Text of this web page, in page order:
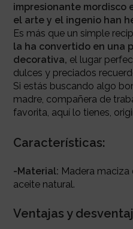
impresionante mordisco
el arte y el ingenio han
Es más que un simple
la ha convertido en una
decorativa, el lugar
dulces y preciados
Si estás buscando algo
madre, compañera de
favorita, aquí lo tienes,
Características:
-Material: Madera maciza
aceite natural.
Ventajas y